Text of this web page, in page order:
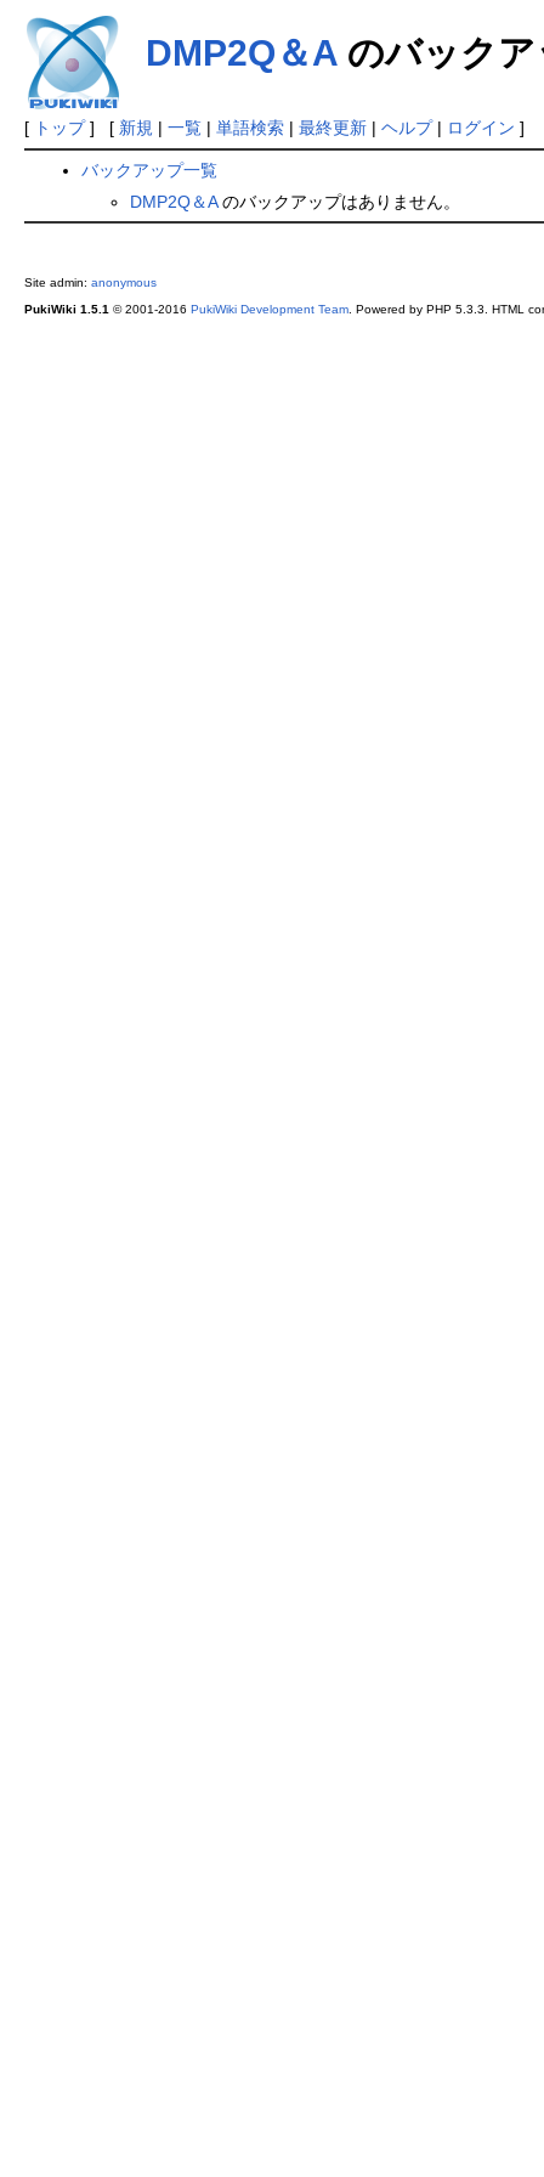
DMP2Q＆Aのバックア
[ トップ] [ 新規 | 一覧| 単語検索| 最終更新| ヘルプ| ログイン ]
バックアップ一覧
DMP2Q＆Aのバックアップはありません。
Site admin: anonymous
PukiWiki 1.5.1 © 2001-2016 PukiWiki Development Team. Powered by PHP 5.3.3. HTML